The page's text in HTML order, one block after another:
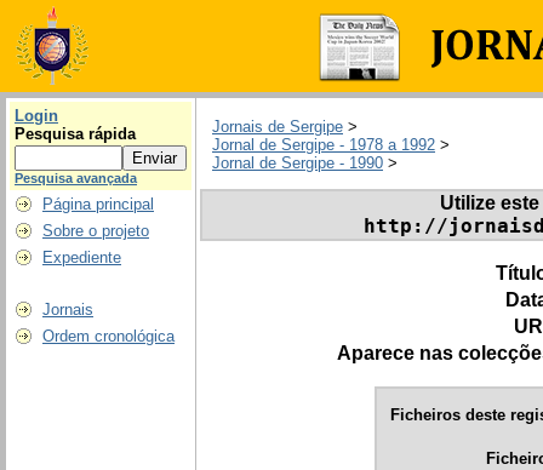
Login
Pesquisa rápida
Pesquisa avançada
Página principal
Sobre o projeto
Expediente
Jornais
Ordem cronológica
Jornais de Sergipe >
Jornal de Sergipe - 1978 a 1992 >
Jornal de Sergipe - 1990 >
Utilize
http://
Aparece nas
Ficheiros deste